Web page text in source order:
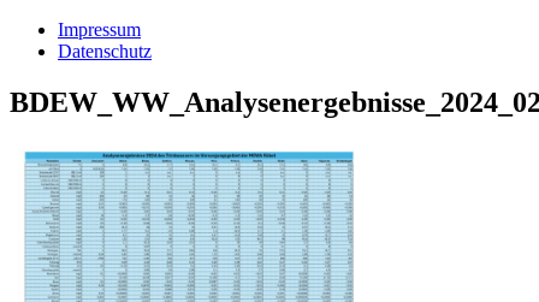
Impressum
Datenschutz